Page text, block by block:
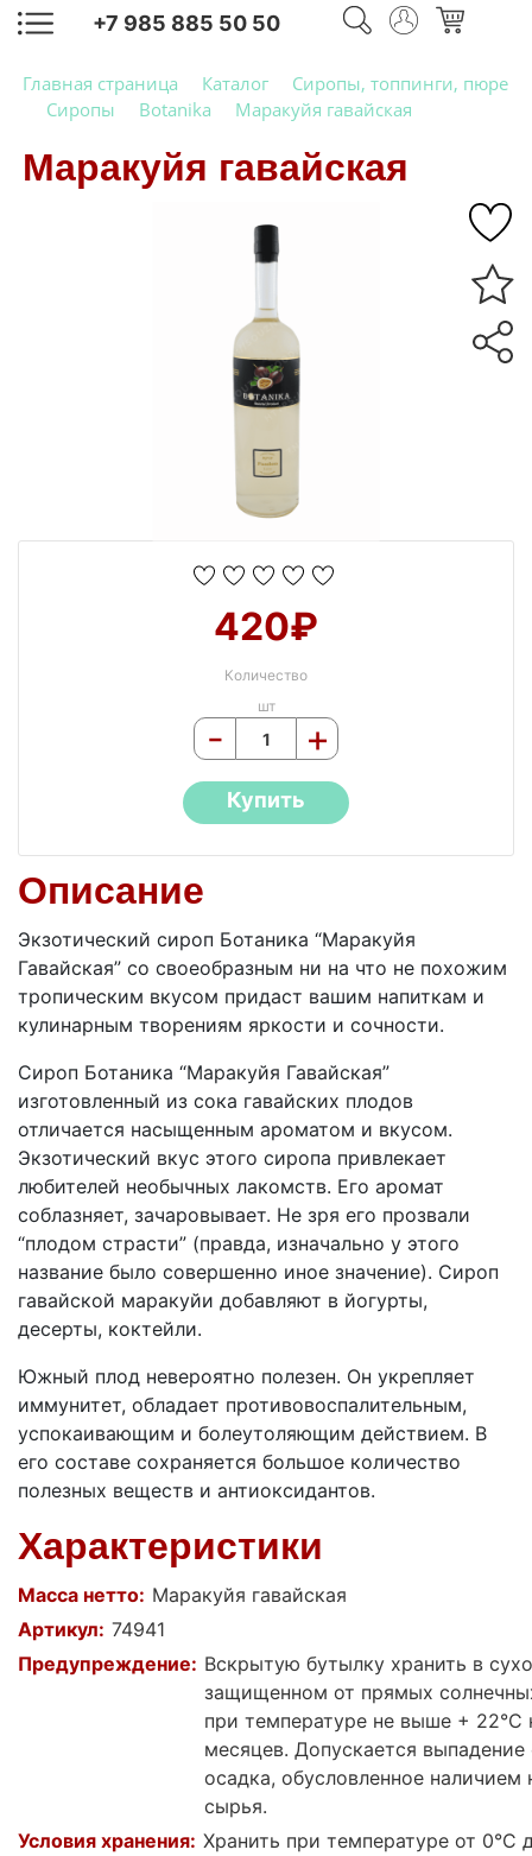
+7 985 885 50 50
Главная страница Каталог
Сиропы, топпинги, пюре
Сиропы
Botanika Маракуйя гавайская
Маракуйя гавайская
420₽
Количество
шт
- +
Купить
Описание
Экзотический сироп Ботаника “Маракуйя
Гавайская” со своеобразным ни на что не похожим
тропическим вкусом придаст вашим напиткам и
кулинарным творениям яркости и сочности.
Сироп Ботаника “Маракуйя Гавайская”
изготовленный из сока гавайских плодов
отличается насыщенным ароматом и вкусом.
Экзотический вкус этого сиропа привлекает
любителей необычных лакомств. Его аромат
соблазняет, зачаровывает. Не зря его прозвали
“плодом страсти” (правда, изначально у этого
название было совершенно иное значение). Сироп
гавайской маракуйи добавляют в йогурты,
десерты, коктейли.
Южный плод невероятно полезен. Он укрепляет
иммунитет, обладает противовоспалительным,
успокаивающим и болеутоляющим действием. В
его составе сохраняется большое количество
полезных веществ и антиоксидантов.
Характеристики
Масса нетто: Маракуйя гавайская
Артикул: 74941
Предупреждение: Вскрытую бутылку хранить в
защищенном от прямых
при температуре не выше + 22°С
месяцев. Допускается выпадение
осадка, обусловленное наличием
сырья.
Условия хранения: Хранить при температуре от 0°С